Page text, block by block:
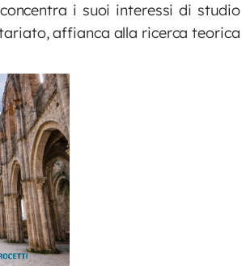
concentra i suoi interessi di
affianca alla ricerca